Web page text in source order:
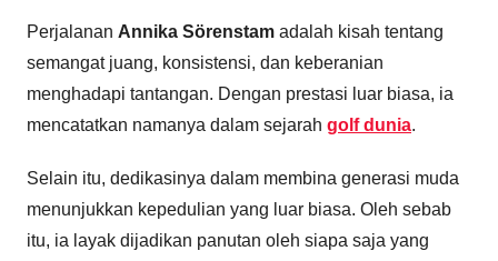
Perjalanan Annika Sörenstam adalah kisah tentang
semangat juang, konsistensi, dan keberanian
menghadapi tantangan. Dengan prestasi luar biasa, ia
mencatatkan namanya dalam sejarah golf dunia.
Selain itu, dedikasinya dalam membina generasi muda
menunjukkan kepedulian yang luar biasa. Oleh sebab
itu, ia layak dijadikan panutan oleh siapa saja yang